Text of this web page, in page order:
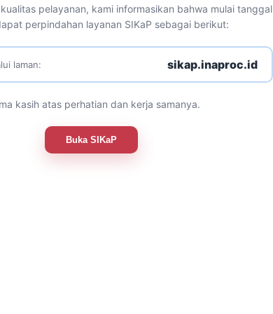
pelayanan, kami informasikan bahwa mulai tanggal
perpindahan layanan SIKaP sebagai berikut:
laman: sikap.inaproc.id
kasih atas perhatian dan kerja samanya.
Buka SIKaP